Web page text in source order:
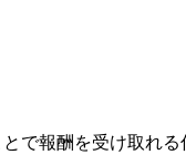
で報酬を受け取れ